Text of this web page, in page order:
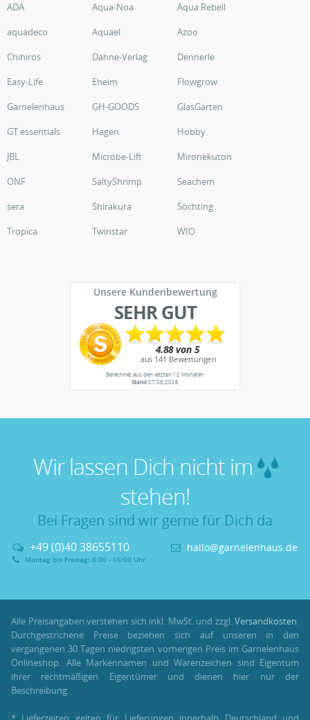
ADA Aqua-Noa
Aqua Rebell
aquadeco
Aquael
Azoo
Chihiros
Dähne-Verlag
Dennerle
Easy-Life
Eheim
Flowgrow
Garnelenhaus
GH-GOODS
GlasGarten
GT essentials
Hagen
Hobby
JBL
Microbe-Lift
Mironekuton
ONF
SaltyShrimp
Seachem
sera
Shirakura
Söchting
Tropica
Twinstar WIO
Unsere Kundenbewertung
SEHR GUT
Berechnet aus den letzten 12 Monaten
Stand07.08.2026
Wir lassen Dich nicht im
stehen!
Bei Fragen sind wir gerne für Dich da
+49 (0)40 38655110
Montag bis Freitag: 8:00 - 16:00 Uhr
hallo@garnelenhaus.de
Alle Preisangaben verstehen sich inkl. MwSt. und zzgl.Versandkosten.
Durchgestrichene Preise beziehen sich auf unseren in den
vergangenen 30 Tagen niedrigsten vorherigen Preis im Garnelenhaus
Onlineshop. Alle Markennamen und Warenzeichen sind Eigentum
ihrer rechtmäßigen Eigentümer und dienen hier nur der
Beschreibung.